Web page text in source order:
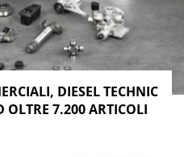
DIESEL TECHNIC
7.200 ARTICOLI